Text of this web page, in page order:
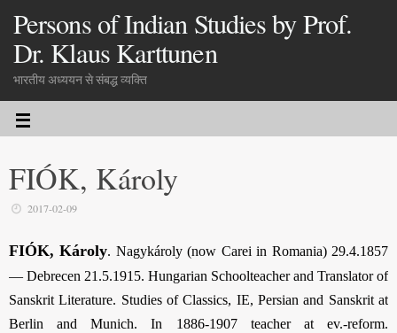
Persons of Indian Studies by Prof.
Dr. Klaus Karttunen
भारतीय अध्ययन से संबद्ध व्यक्ति
FIÓK, Károly
2017-02-09
FIÓK, Károly. Nagykároly (now Carei in Romania) 29.4.1857
— Debrecen 21.5.1915. Hungarian Schoolteacher and Translator of
Sanskrit Literature. Studies of Classics, IE, Persian and Sanskrit at
Berlin and Munich. In 1886-1907 teacher at ev.-reform.